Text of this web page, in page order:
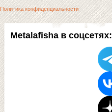
Metalafisha в соцсетях:
Политика конфиденциальности